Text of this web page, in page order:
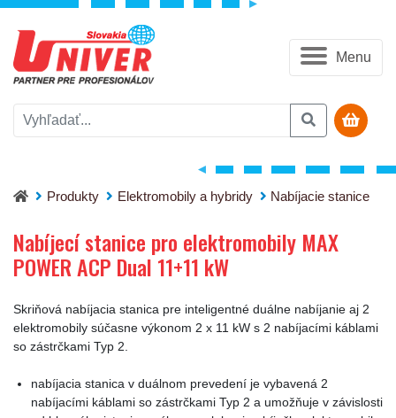
Menu
Produkty Elektromobily a hybridy Nabíjacie stanice
Nabíjecí stanice pro elektromobily MAX POWER ACP Dual
Nabíjecí stanice pro elektromobily MAX
POWER ACP Dual 11+11 kW
Skriňová nabíjacia stanica pre inteligentné duálne nabíjanie aj 2
elektromobily súčasne výkonom 2 x 11 kW s 2 nabíjacími káblami
so zástrčkami Typ 2.
nabíjacia stanica v duálnom prevedení je vybavená 2
nabíjacími káblami so zástrčkami Typ 2 a umožňuje v závislosti